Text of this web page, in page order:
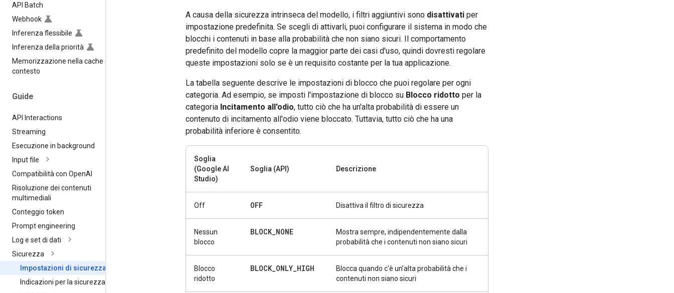
API Batch
Webhook
Inferenza flessibile
Inferenza della priorità
Memorizzazione nella cache del
contesto
Guide
API Interactions
Streaming
Esecuzione in background
Input file
Compatibilità con OpenAI
Risoluzione dei contenuti
multimediali
Conteggio token
Prompt engineering
Log e set di dati
Sicurezza
Impostazioni di sicurezza
Indicazioni per la sicurezza
A causa della sicurezza intrinseca del modello, i filtri aggiuntivi sono disattivati per
impostazione predefinita. Se scegli di attivarli, puoi configurare il sistema in modo che
blocchi i contenuti in base alla probabilità che non siano sicuri. Il comportamento
predefinito del modello copre la maggior parte dei casi d'uso, quindi dovresti regolare
queste impostazioni solo se è un requisito costante per la tua applicazione.
La tabella seguente descrive le impostazioni di blocco che puoi regolare per ogni
categoria. Ad esempio, se imposti l'impostazione di blocco su Blocco ridotto per la
categoria Incitamento all'odio, tutto ciò che ha un'alta probabilità di essere un
contenuto di incitamento all'odio viene bloccato. Tuttavia, tutto ciò che ha una
probabilità inferiore è consentito.
Soglia
(Google AI
Studio)
Soglia (API) Descrizione
Off OFF Disattiva il filtro di sicurezza
Nessun
blocco
BLOCK_NONE
Mostra sempre, indipendentemente dalla
probabilità che i contenuti non siano sicuri
Blocco
ridotto
BLOCK_ONLY_HIGH
Blocca quando c'è un'alta probabilità che i
contenuti non siano sicuri